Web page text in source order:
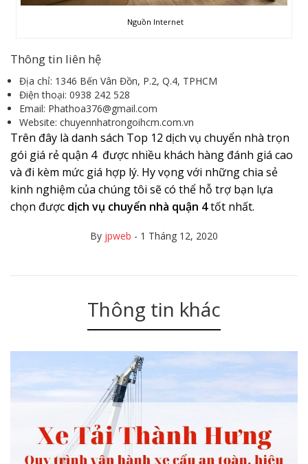
Nguồn Internet
Thông tin liên hệ
Địa chỉ: 1346 Bến Vân Đồn, P.2, Q.4, TPHCM
Điện thoại: 0938 242 528
Email: Phathoa376@gmail.com
Website: chuyennhatrongoihcm.com.vn
Trên đây là danh sách Top 12 dịch vụ chuyển nhà trọn
gói giá rẻ quận 4 được nhiều khách hàng đánh giá cao
và đi kèm mức giá hợp lý. Hy vọng với những chia sẻ
kinh nghiệm của chúng tôi sẽ có thể hỗ trợ bạn lựa
chọn được dịch vụ chuyển nhà quận 4tốt nhất.
By jpweb - 1 Tháng 12, 2020
Thông tin khác